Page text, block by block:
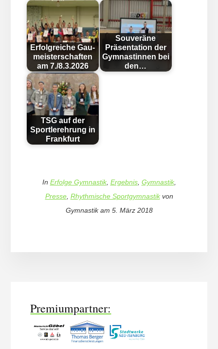
Erfolgreiche Gau­
meist­er­schaft­en
am 7./8.3.2026
Souveräne
Präsentation der
Gymnastinnen bei
den…
TSG auf der
Sportlerehrung in
Frankfurt
In Erfolge Gymnastik, Ergebnis, Gymnastik,
Presse, Rhythmische Sportgymnastikvon
Gymnastikam 5. März 2018
Premiumpartner: